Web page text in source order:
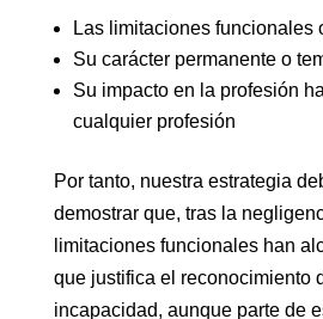
Las limitaciones funcionales
Su carácter permanente o
Su impacto en la profesión
cualquier profesión
Por tanto, nuestra estrategia
demostrar que, tras la
limitaciones funcionales han
que justifica el reconocimiento
incapacidad, aunque parte de